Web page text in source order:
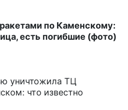
по Каменскому:
есть погибшие (фото)
уничтожила ТЦ
что известно